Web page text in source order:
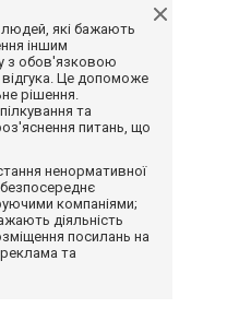
людей, які бажають
іншим
з обов'язковою
Це допоможе
рішення.
та
питань, що
ненормативної
компаніями;
діяльність
посилань на
та